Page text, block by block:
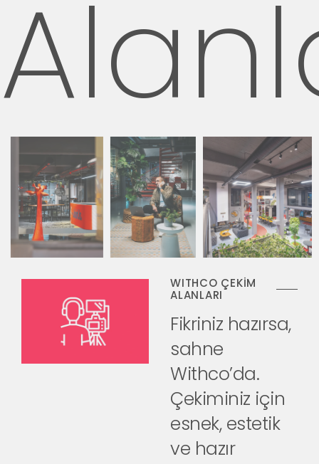
WITHCO ÇEKİM
ALANLARI
Fikriniz hazırsa,
sahne
Withco’da.
Çekiminiz için
esnek, estetik
ve hazır